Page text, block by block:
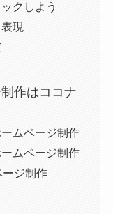
クしよう
現
作はココナ
ムページ制作
ムページ制作
ジ制作